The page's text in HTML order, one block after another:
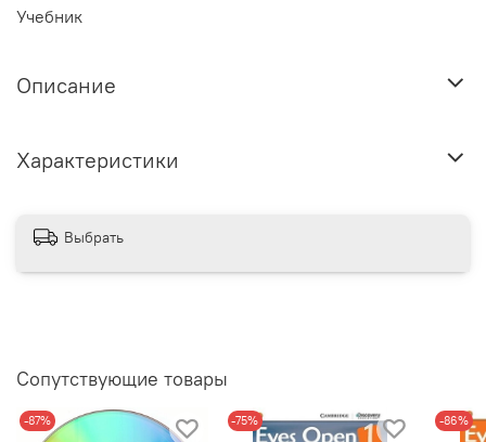
Учебник
Описание
Характеристики
Выбрать
Сопутствующие товары
-87% -75% -86%